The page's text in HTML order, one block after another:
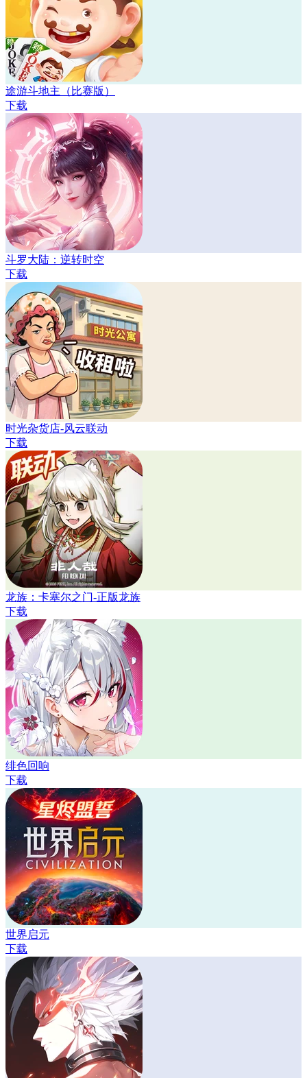
途游斗地主（比赛版）
下载
斗罗大陆：逆转时空
下载
时光杂货店-风云联动
下载
龙族：卡塞尔之门-正版龙族
下载
绯色回响
下载
世界启元
下载